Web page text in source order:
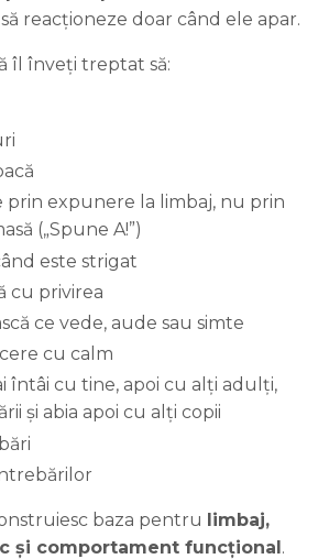
reacționeze doar când ele apar.
îl înveți treptat să:
prin expunere la limbaj, nu prin
(„Spune A!”)
este strigat
cu privirea
ce vede, aude sau simte
cu calm
întâi cu tine, apoi cu alți adulți,
și abia apoi cu alți copii
baza pentru limbaj,
și comportament funcțional.